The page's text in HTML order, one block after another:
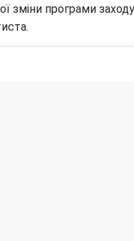
зміни програми